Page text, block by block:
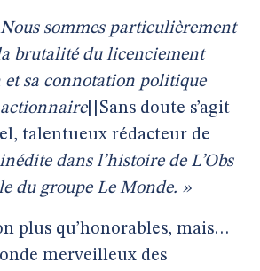
sommes particulièrement
brutalité du licenciement
et sa connotation politique
[[Sans doute s’agit-
talentueux rédacteur de
dans l’histoire de L’Obs
du groupe Le Monde. »
plus qu’honorables, mais…
merveilleux des